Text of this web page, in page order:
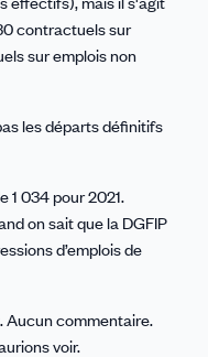
contractuels sur
sur emplois non
les départs définitifs
1 034 pour 2021.
on sait que la DGFIP
d’emplois de
Aucun commentaire.
voir.